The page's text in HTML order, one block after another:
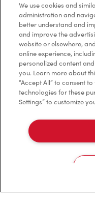
Politique de
Conditions de service
Marques de commerce
Accessibilité
Diagnostic
Contactez-nous
We use cookies and
administration and
better understand and
and improve the
website or elsewhere,
online experience,
personalized content
you. Learn more about
“Accept All” to consent
technologies for these
Settings” to customize